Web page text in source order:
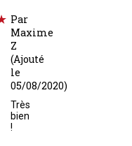
Par
Maxime
Z
(Ajouté
le
05/08/2020)
Très
bien
!